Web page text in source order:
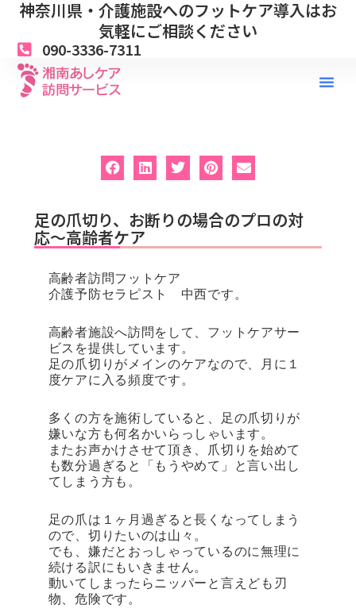
神奈川県・介護施設へのフットケア導入はお
気軽にご相談ください
090-3336-7311
足の爪切り、お断りの場合のプロの対
応〜高齢者ケア
高齢者訪問フットケア
介護予防セラピスト 中西です。
高齢者施設へ訪問をして、フットケアサー
ビスを提供しています。
足の爪切りがメインのケアなので、月に１
度ケアに入る頻度です。
多くの方を施術していると、足の爪切りが
嫌いな方も何名かいらっしゃいます。
またお声かけさせて頂き、爪切りを始めて
も数分過ぎると「もうやめて」と言い出し
てしまう方も。
足の爪は１ヶ月過ぎると長くなってしまう
ので、切りたいのは山々。
でも、嫌だとおっしゃっているのに無理に
続ける訳にもいきません。
動いてしまったらニッパーと言えども刃
物、危険です。